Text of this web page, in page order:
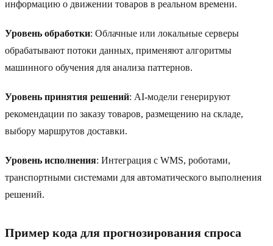
информацию о движении товаров в реальном времени.
Уровень обработки: Облачные или локальные серверы
обрабатывают потоки данных, применяют алгоритмы
машинного обучения для анализа паттернов.
Уровень принятия решений: AI-модели генерируют
рекомендации по заказу товаров, размещению на складе,
выбору маршрутов доставки.
Уровень исполнения: Интеграция с WMS, роботами,
транспортными системами для автоматического выполнения
решений.
Пример кода для прогнозирования спроса